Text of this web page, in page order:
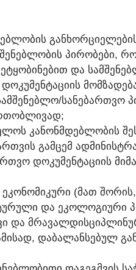
ᲞᲘᲠᲝᲑᲔᲑᲘ,
ᲓᲐ
ᲡᲐᲜᲔᲑᲐᲠᲗᲕᲝ
ᲙᲐᲜᲝᲜᲛᲓᲔᲑᲚᲝᲑᲘᲡ
ᲒᲐᲛᲪᲔᲛ
ᲓᲝᲙᲣᲛᲔᲜᲢᲐᲪᲘᲘᲡ
ᲔᲙᲝᲜᲝᲛᲘᲙᲣᲠᲘ (ᲛᲐᲗ
ᲓᲐ ᲔᲙᲝᲚᲝᲒᲘᲣᲠᲘ
ᲓᲐ
ᲓᲐᲑᲐᲚᲐᲜᲡᲔᲑᲣᲚ